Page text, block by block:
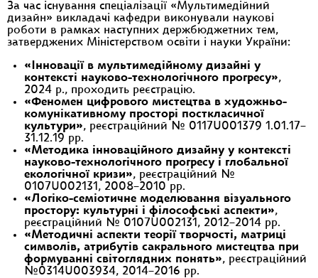
За час існування спеціалізації «Мультимедійний
дизайн» викладачі кафедри виконували наукові
роботи в рамках наступних держбюджетних тем,
затверджених Міністерством освіти і науки України:
«Інновації в мультимедійному дизайні у
контексті науково-технологічного прогресу»,
2024 р., проходить реєстрацію.
«Феномен цифрового мистецтва в художньо-
комунікативному просторі посткласичної
культури», реєстраційний № 0117U001379 1.01.17–
31.12.19 рр.
«Методика інноваційного дизайну у контексті
науково-технологічного прогресу і глобальної
екологічної кризи», реєстраційний №
0107U002131, 2008–2010 рр.
«Логіко-семіотичне моделювання візуального
простору: культурні і філософські аспекти»,
реєстраційний № 0107U002131, 2012–2014 рр.
«Методичні аспекти теорії творчості, матриці
символів, атрибутів сакрального мистецтва при
формуванні світоглядних понять», реєстраційний
№0314U003934, 2014–2016 рр.